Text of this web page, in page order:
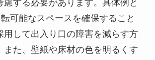
慮する必要があります。具体例と
可能なスペースを確保すること
用して出入り口の障害を減らす方
また、壁紙や床材の色を明るくす